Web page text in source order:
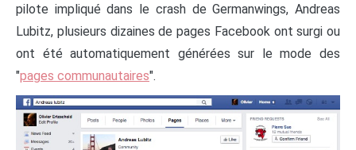
pilote impliqué dans le crash de Germanwings, Andreas
Lubitz, plusieurs dizaines de pages Facebook ont surgi ou
ont été automatiquement générées sur le mode des
"pages communautaires".